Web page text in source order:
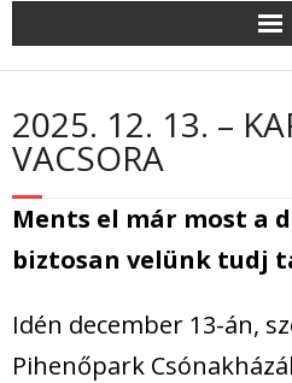
2025. 12. 13. –
VACSORA
Ments el már most a
biztosan velünk tudj
Idén december 13-án,
Pihenőpark